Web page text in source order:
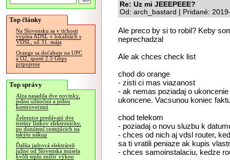
Top články
Na Slovensku sa v tichosti
vypína ADSL v lokalitách s
VDSL, už 31. mája
Orange sa doťahuje na UPC
a O2, spustí 2.5 Gbps
pripojenie
Top správy
Alza nasadila dve novinky,
jednu užitočnú a jednu
kontroverznú
Železnice predávajú dve
tretiny lístkov elektronicky,
po donútení cestujúcich na
takýto nákup
Ďalšia jadrová elektráreň
južne od Slovenska musela
kvôli teplu znížiť výkon
Re: Uz mi JEEEPEEE?
Od: arch_bastard | Pridané:
Ale preco by si to robil? Keby
neprechadzal
Ale ak chces check list
chod do orange
- zisti ci mas viazanost
- ak nemas poziadaj o
ukoncene. Vacsunou koniec
chod telekom
- poziadaj o novu sluzbu k
- chces od nich aj vdsl router,
sa ti vratili peniaze ak kupis
- chces samoinstalaciu, kedze